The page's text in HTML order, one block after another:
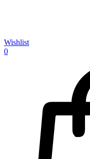
Wishlist
0